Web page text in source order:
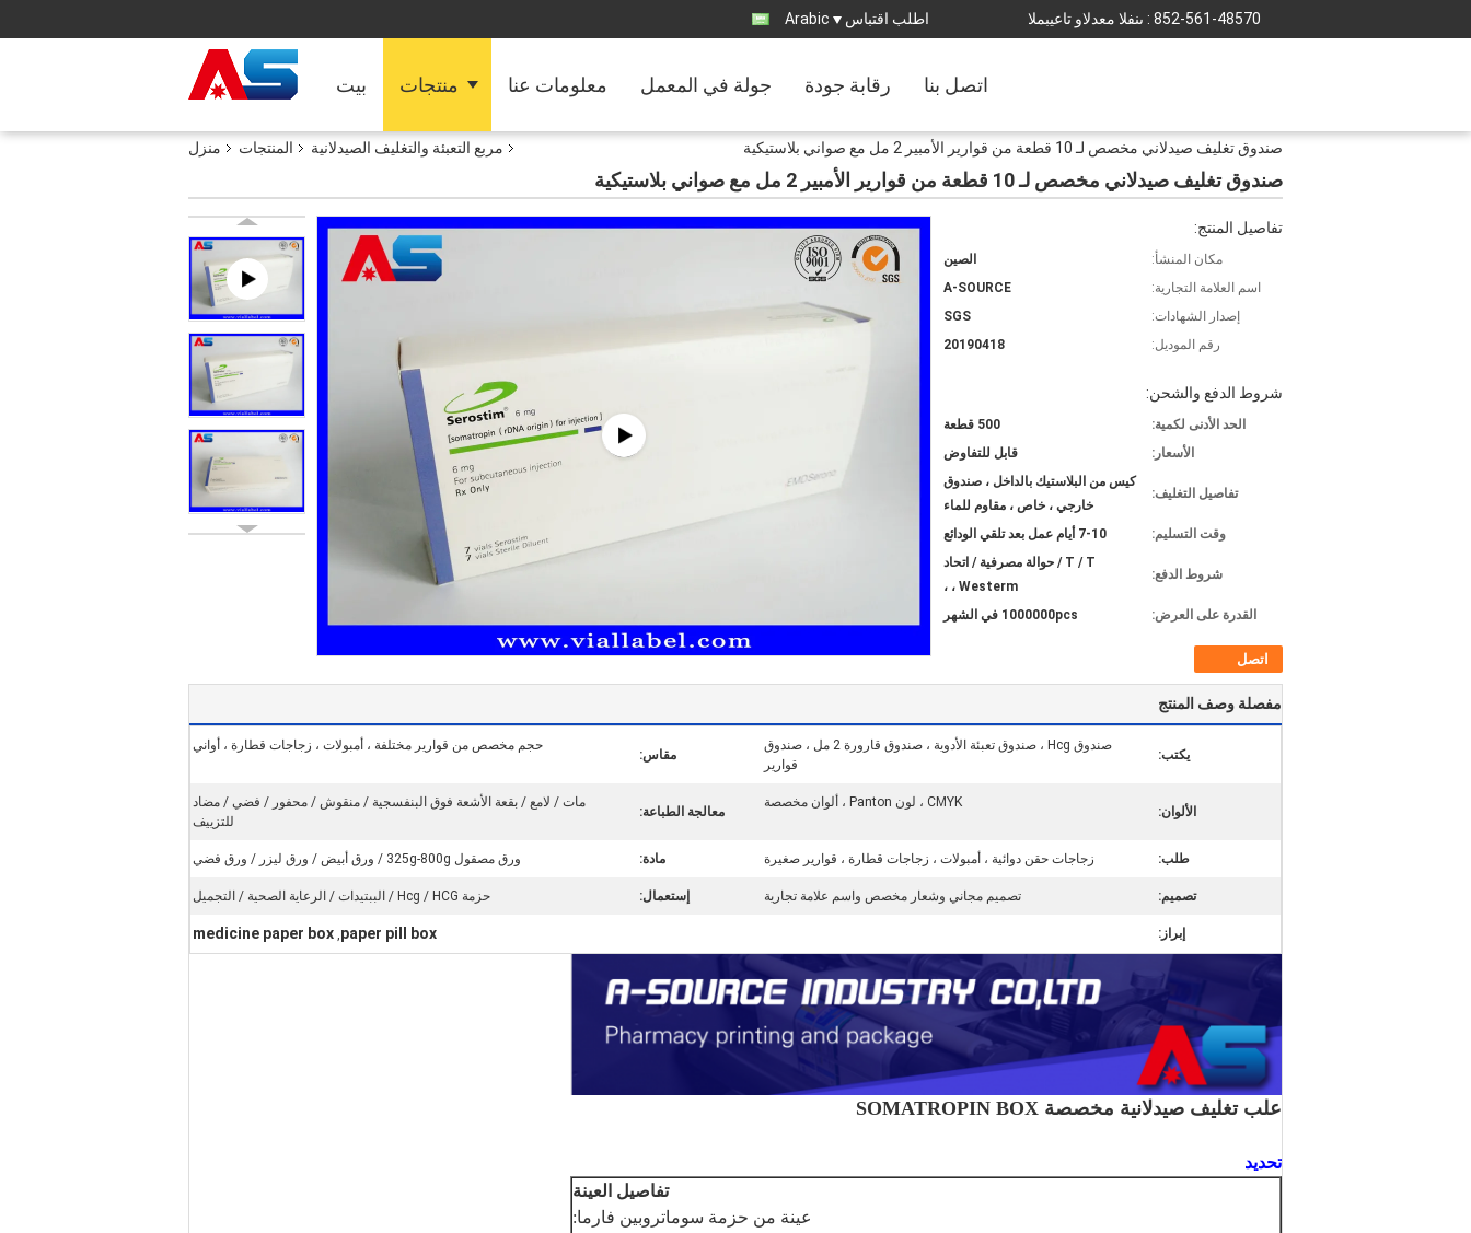
المبيعات والدعم الفنى : 852-561-48570 اطلب اقتباس Arabic
بيت منتجات معلومات عنا جولة في المعمل رقابة جودة اتصل بنا
منزل المنتجات مربع التعبئة والتغليف الصيدلانية صندوق تغليف صيدلاني مخصص لـ 10 قطعة من قوارير الأمبير 2 مل مع صواني بلاستيكية
صندوق تغليف صيدلاني مخصص لـ 10 قطعة من قوارير الأمبير 2 مل مع صواني بلاستيكية
تفاصيل المنتج:
مكان المنشأ:
الصين
اسم العلامة التجارية:
A-SOURCE
إصدار الشهادات:
SGS
رقم الموديل:
20190418
شروط الدفع والشحن:
الحد الأدنى لكمية:
500 قطعة
الأسعار:
قابل للتفاوض
تفاصيل التغليف:
كيس من البلاستيك بالداخل ، صندوق
خارجي ، خاص ، مقاوم للماء
وقت التسليم:
7-10 أيام عمل بعد تلقي الودائع
شروط الدفع:
T / T / حوالة مصرفية / اتحاد
Westerm ، ،
القدرة على العرض:
1000000pcs في الشهر
اتصل
مفصلة وصف المنتج
يكتب:
صندوق Hcg ، صندوق تعبئة الأدوية ، صندوق قارورة 2 مل ، صندوق
قوارير
مقاس:
حجم مخصص من قوارير مختلفة ، أمبولات ، زجاجات قطارة ، أواني
الألوان:
CMYK ، لون Panton ، ألوان مخصصة
معالجة الطباعة:
مات / لامع / بقعة الأشعة فوق البنفسجية / منقوش / محفور / فضي / مضاد
للتزييف
طلب: زجاجات حقن دوائية ، أمبولات ، زجاجات قطارة ، قوارير صغيرة مادة: ورق مصقول 325g-800g / ورق أبيض / ورق ليزر / ورق فضي
تصميم: تصميم مجاني وشعار مخصص واسم علامة تجارية إستعمال: حزمة Hcg / HCG / الببتيدات / الرعاية الصحية / التجميل
إبراز: paper pill box
,
medicine paper box
علب تغليف صيدلانية مخصصة SOMATROPIN BOX
تحديد
تفاصيل العينة
عينة من حزمة سوماتروبين فارما: